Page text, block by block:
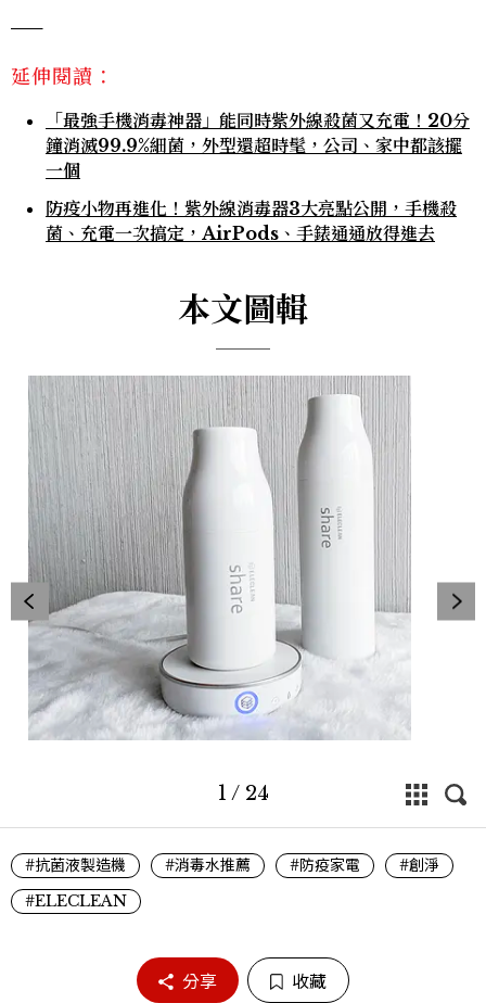
延伸閱讀：
「最強手機消毒神器」能同時紫外線殺菌又充電！20分
鐘消滅99.9%細菌，外型還超時髦，公司、家中都該擺
一個
防疫小物再進化！紫外線消毒器3大亮點公開，手機殺
菌、充電一次搞定，AirPods、手錶通通放得進去
本文圖輯
1 / 24
#抗菌液製造機 #消毒水推薦 #防疫家電
#創淨
#ELECLEAN
分享 收藏